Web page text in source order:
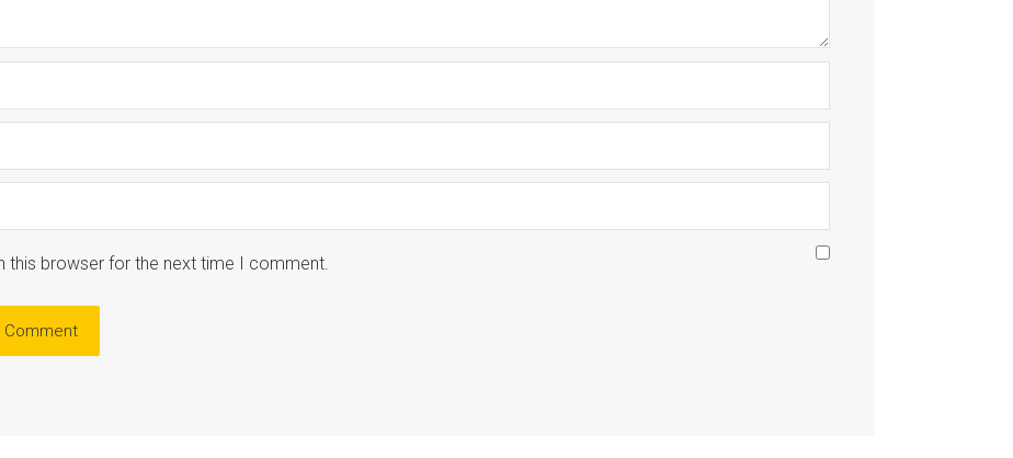
this browser for the next time I comment.